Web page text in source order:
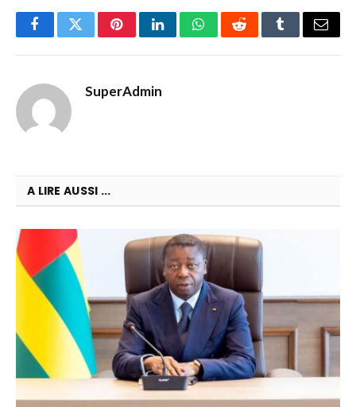
FacebookTwitterPinterestLinkedInWhatsAppRedditTumblrEmail
SuperAdmin
A LIRE AUSSI ...